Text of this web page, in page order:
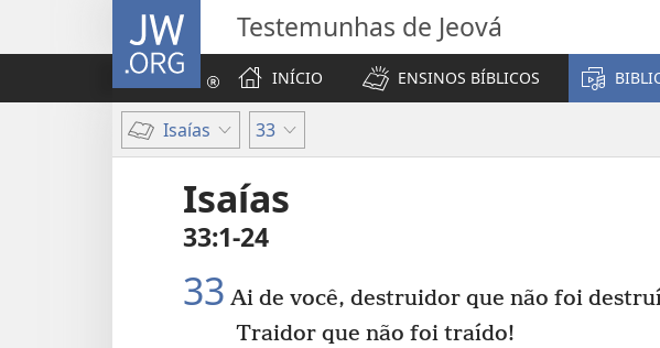
JW.ORG Testemunhas de Jeová
INÍCIO
ENSINOS BÍBLICOS
Isaías 33
Isaías
33:1-24
33 Ai de você, destruidor que não foi
Traidor que não foi traído!